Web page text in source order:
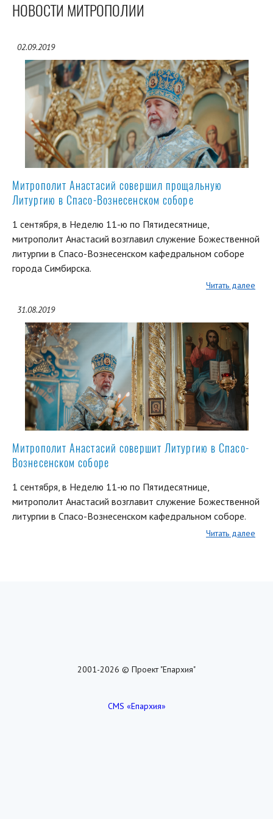
НОВОСТИ МИТРОПОЛИИ
02.09.2019
Митрополит Анастасий совершил прощальную
Литургию в Спасо-Вознесенском соборе
1 сентября, в Неделю 11-ю по Пятидесятнице,
митрополит Анастасий возглавил служение Божественной
литургии в Спасо-Вознесенском кафедральном соборе
города Симбирска.
Читать далее
31.08.2019
Митрополит Анастасий совершит Литургию в Спасо-
Вознесенском соборе
1 сентября, в Неделю 11-ю по Пятидесятнице,
митрополит Анастасий возглавит служение Божественной
литургии в Спасо-Вознесенском кафедральном соборе.
Читать далее
2001-2026 © Проект "Епархия"
CMS «Епархия»